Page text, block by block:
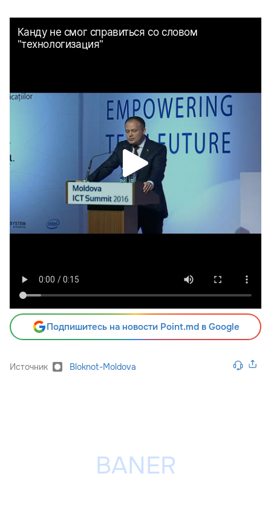
Подпишитесь на новости Point.md в Google
Источник Bloknot-Moldova